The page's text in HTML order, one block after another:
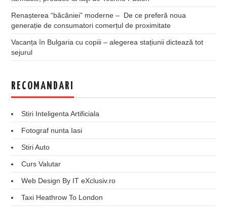
Renașterea “băcăniei” moderne – De ce preferă noua
generație de consumatori comerțul de proximitate
Vacanța în Bulgaria cu copiii – alegerea stațiunii dictează tot
sejurul
RECOMANDARI
Stiri Inteligenta Artificiala
Fotograf nunta Iasi
Stiri Auto
Curs Valutar
Web Design By IT eXclusiv.ro
Taxi Heathrow To London